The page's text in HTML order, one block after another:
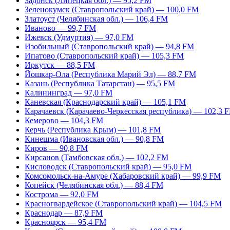
Зеленокумск (Ставропольский край) — 100,0 FM
Златоуст (Челябинская обл.) — 106,4 FM
Иваново — 99,7 FM
Ижевск (Удмуртия) — 97,0 FM
Изобильный (Ставропольский край) — 94,8 FM
Ипатово (Ставропольский край) — 105,3 FM
Иркутск — 88,5 FM
Йошкар-Ола (Республика Марий Эл) — 88,7 FM
Казань (Республика Татарстан) — 95,5 FM
Калининград — 97,0 FM
Каневская (Краснодарский край) — 105,1 FM
Карачаевск (Карачаево-Черкесская республика) — 102,3
Кемерово — 104,3 FM
Керчь (Республика Крым) — 101,8 FM
Кинешма (Ивановская обл.) — 90,8 FM
Киров — 90,8 FM
Кирсанов (Тамбовская обл.) — 102,2 FM
Кисловодск (Ставропольский край) — 95,0 FM
Комсомольск-на-Амуре (Хабаровский край) — 99,9 FM
Копейск (Челябинская обл.) — 88,4 FM
Кострома — 92,0 FM
Красногвардейское (Ставропольский край) — 104,5 FM
Краснодар — 87,9 FM
Красноярск — 95,4 FM